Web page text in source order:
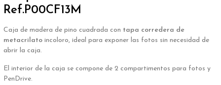
Ref.P00CF13M
Caja de madera de pino cuadrada con tapa corredera de
metacrilato incoloro, ideal para exponer las fotos sin necesidad de
abrir la caja.
El interior de la caja se compone de 2 compartimentos para fotos y
PenDrive.